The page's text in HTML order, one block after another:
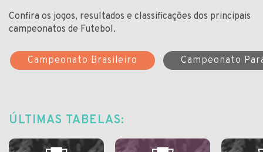
Confira os jogos, resultados e classificações dos principais
campeonatos de Futebol.
Campeonato Brasileiro Campeonato
ÚLTIMAS TABELAS: